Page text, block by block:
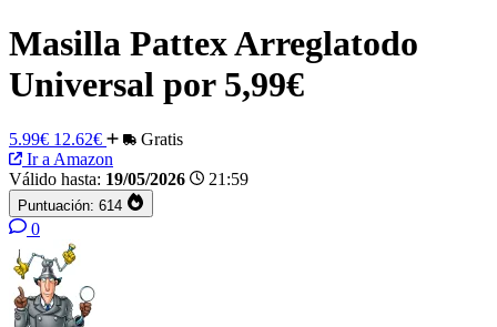
Masilla Pattex Arreglatodo
Universal por 5,99€
5.99€ 12.62€
Gratis
Ir a Amazon
Válido hasta: 19/05/2026 21:59
Puntuación: 614
0